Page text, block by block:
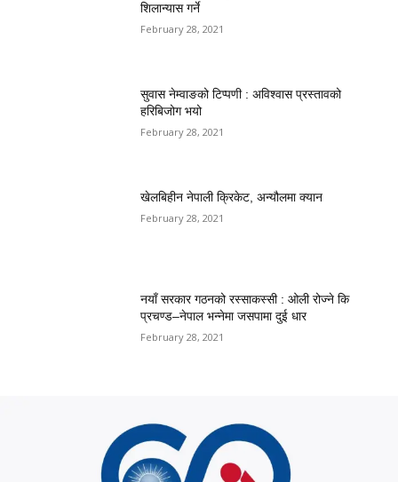
शिलान्यास गर्ने
February 28, 2021
सुवास नेम्वाङको टिप्पणी : अविश्वास प्रस्तावको
हरिबिजोग भयो
February 28, 2021
खेलबिहीन नेपाली क्रिकेट, अन्यौलमा क्यान
February 28, 2021
नयाँ सरकार गठनको रस्साकस्सी : ओली रोज्ने कि
प्रचण्ड–नेपाल भन्नेमा जसपामा दुई धार
February 28, 2021